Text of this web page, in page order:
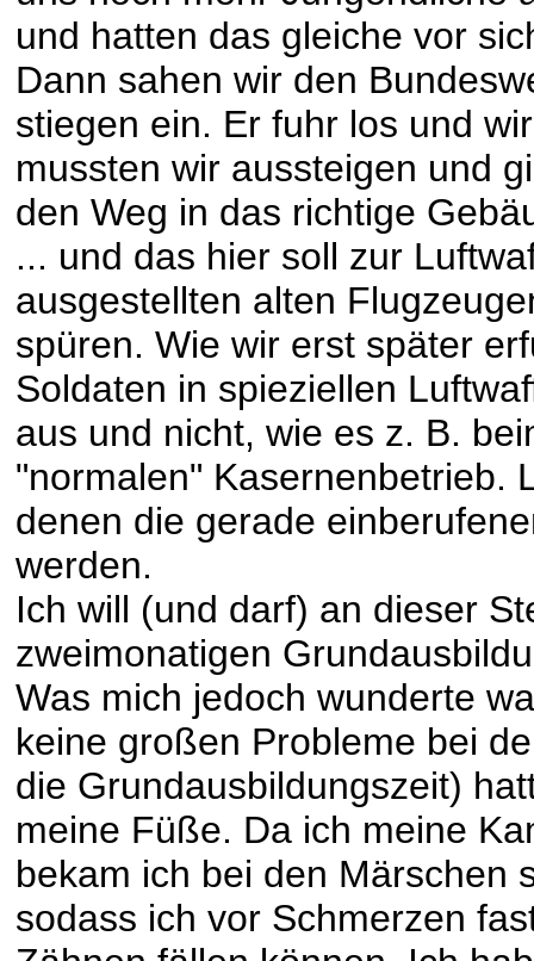
und hatten das gleiche vor
Dann sahen wir den
stiegen ein. Er fuhr los und
mussten wir aussteigen und
den Weg in das richtige
... und das hier soll zur
ausgestellten alten
spüren. Wie wir erst später
Soldaten in spieziellen
aus und nicht, wie es z. B.
"normalen" Kasernenbetrieb.
denen die gerade
werden.
Ich will (und darf) an dieser
zweimonatigen
Was mich jedoch wunderte
keine großen Probleme bei
die Grundausbildungszeit)
meine Füße. Da ich meine
bekam ich bei den Märschen
sodass ich vor Schmerzen